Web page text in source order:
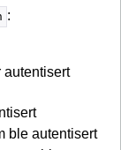
:
autentisert
ble autentisert